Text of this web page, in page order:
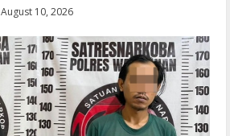
August 10, 2026